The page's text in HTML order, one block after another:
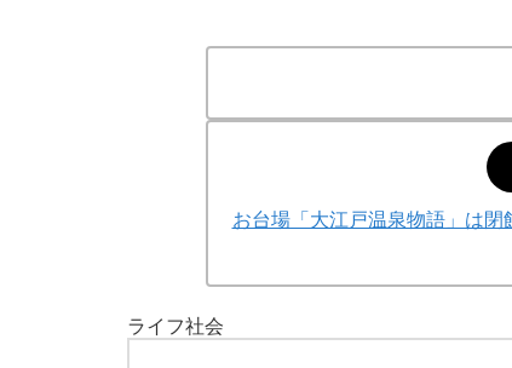
お台場「大江戸温泉物語」は
ライフ社会